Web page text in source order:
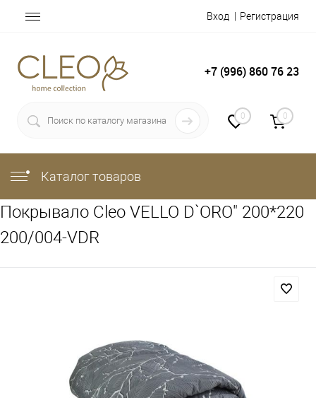
Вход Регистрация
+7 (996) 860 76 23
0 0
Каталог товаров
Покрывало Cleo VELLO D`ORO" 200*220
200/004-VDR